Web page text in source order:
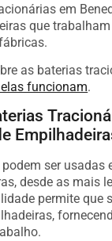
em
que
as baterias
funcionam.
ser usadas
desde as mais
permite que